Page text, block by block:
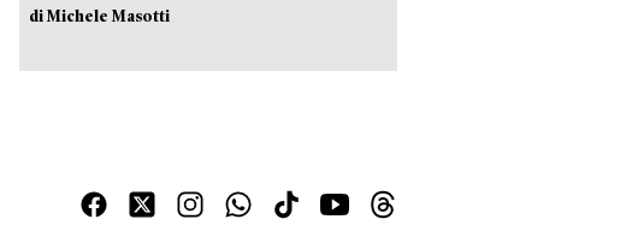
di Michele Masotti